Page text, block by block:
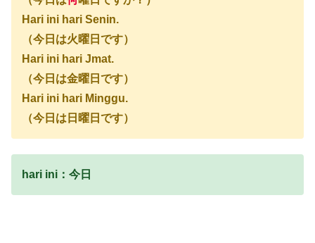
Hari ini hari Senin.
（今日は火曜日です）
Hari ini hari Jmat.
（今日は金曜日です）
Hari ini hari Minggu.
（今日は日曜日です）
hari ini：今日